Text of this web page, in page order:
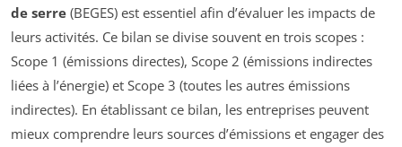
de serre (BEGES) est essentiel afin d’évaluer les impacts de
leurs activités. Ce bilan se divise souvent en trois scopes :
Scope 1 (émissions directes), Scope 2 (émissions indirectes
liées à l’énergie) et Scope 3 (toutes les autres émissions
indirectes). En établissant ce bilan, les entreprises peuvent
mieux comprendre leurs sources d’émissions et engager des